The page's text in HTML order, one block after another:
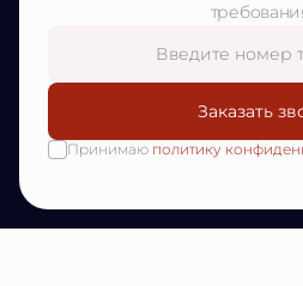
Заказать
Принимаю политику